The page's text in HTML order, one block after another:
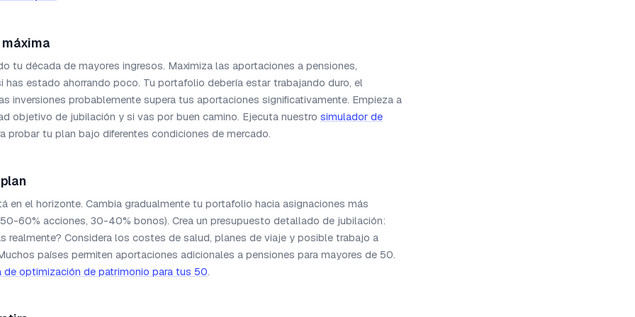
tu década de mayores ingresos. Maximiza las aportaciones a pensiones,
has estado ahorrando poco. Tu portafolio debería estar trabajando duro, el
inversiones probablemente supera tus aportaciones significativamente. Empieza a
objetivo de jubilación y si vas por buen camino. Ejecuta nuestro simulador de
probar tu plan bajo diferentes condiciones de mercado.
en el horizonte. Cambia gradualmente tu portafolio hacia asignaciones más
60% acciones, 30-40% bonos). Crea un presupuesto detallado de jubilación:
realmente? Considera los costes de salud, planes de viaje y posible trabajo a
países permiten aportaciones adicionales a pensiones para mayores de 50.
de optimización de patrimonio para tus 50.